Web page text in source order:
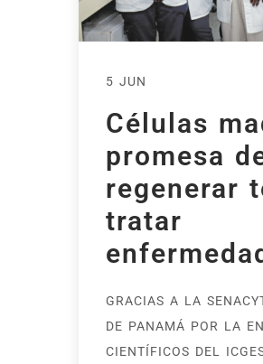
5 JUN
Células
promesa
regenerar
tratar
GRACIAS A LA
DE PANAMÁ POR LA
CIENTÍFICOS DEL